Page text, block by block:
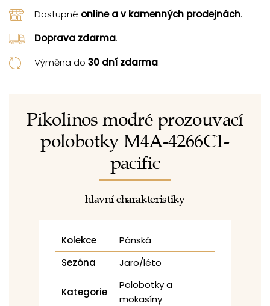
Dostupné online a v kamenných prodejnách.
Doprava zdarma.
Výměna do 30 dní zdarma.
Pikolinos modré prozouvací
polobotky M4A-4266C1-
pacific
hlavní charakteristiky
Kolekce
Pánská
Sezóna
Jaro/léto
Kategorie
Polobotky a
mokasíny